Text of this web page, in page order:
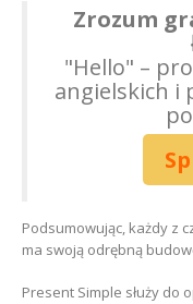
Zrozum
"Hello" –
angielskich i
Podsumowując, każdy z
ma swoją odrębną
Present Simple służy do